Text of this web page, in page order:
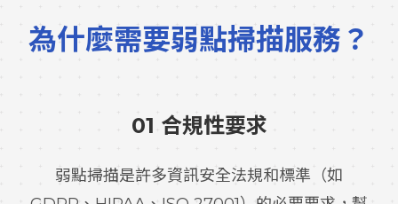
為什麼需要弱點掃描服務？
01 合規性要求
弱點掃描是許多資訊安全法規和標準（如